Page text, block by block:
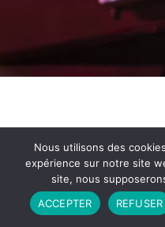
Partenariat Contact
Copyright © 2026 - Propulsé
Nous utilisons des
expérience sur notre site
site, nous
ACCEPTER
REFUSER